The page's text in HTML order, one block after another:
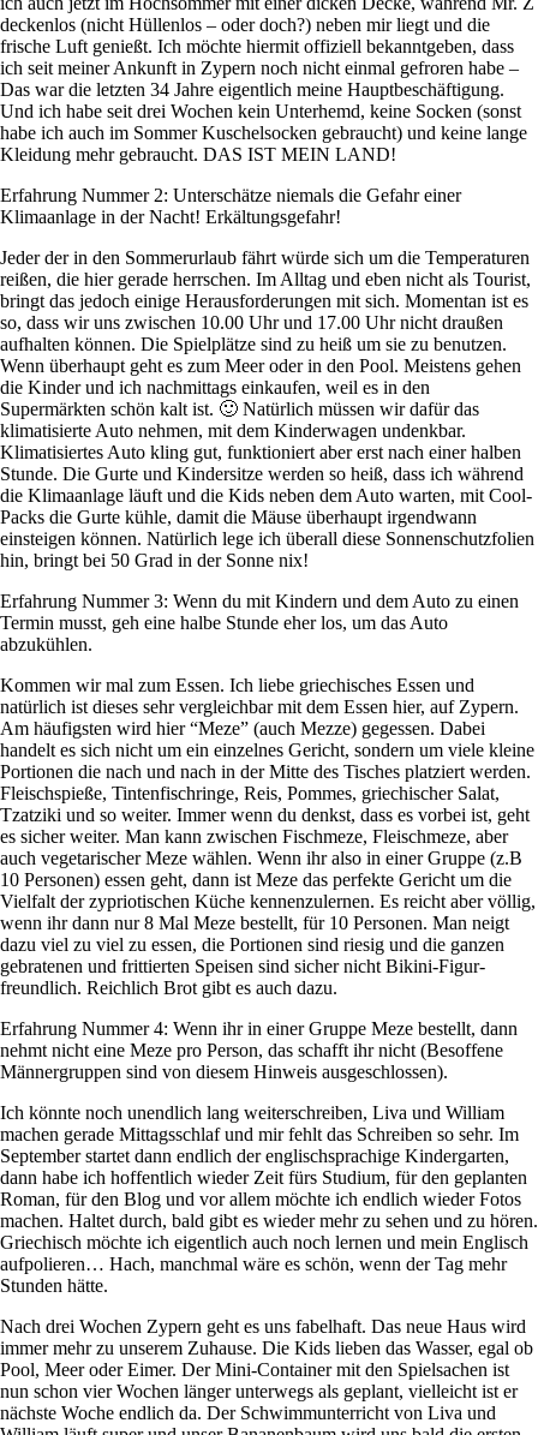
deckenlos (nicht Hüllenlos – oder doch?) neben mir liegt und die
frische Luft genießt. Ich möchte hiermit offiziell bekanntgeben, dass
ich seit meiner Ankunft in Zypern noch nicht einmal gefroren habe –
Das war die letzten 34 Jahre eigentlich meine Hauptbeschäftigung.
Und ich habe seit drei Wochen kein Unterhemd, keine Socken (sonst
habe ich auch im Sommer Kuschelsocken gebraucht) und keine lange
Kleidung mehr gebraucht. DAS IST MEIN LAND!
Erfahrung Nummer 2: Unterschätze niemals die Gefahr einer
Klimaanlage in der Nacht! Erkältungsgefahr!
Jeder der in den Sommerurlaub fährt würde sich um die Temperaturen
reißen, die hier gerade herrschen. Im Alltag und eben nicht als Tourist,
bringt das jedoch einige Herausforderungen mit sich. Momentan ist es
so, dass wir uns zwischen 10.00 Uhr und 17.00 Uhr nicht draußen
aufhalten können. Die Spielplätze sind zu heiß um sie zu benutzen.
Wenn überhaupt geht es zum Meer oder in den Pool. Meistens gehen
die Kinder und ich nachmittags einkaufen, weil es in den
Supermärkten schön kalt ist. 🙂 Natürlich müssen wir dafür das
klimatisierte Auto nehmen, mit dem Kinderwagen undenkbar.
Klimatisiertes Auto kling gut, funktioniert aber erst nach einer halben
Stunde. Die Gurte und Kindersitze werden so heiß, dass ich während
die Klimaanlage läuft und die Kids neben dem Auto warten, mit Cool-
Packs die Gurte kühle, damit die Mäuse überhaupt irgendwann
einsteigen können. Natürlich lege ich überall diese Sonnenschutzfolien
hin, bringt bei 50 Grad in der Sonne nix!
Erfahrung Nummer 3: Wenn du mit Kindern und dem Auto zu einen
Termin musst, geh eine halbe Stunde eher los, um das Auto
abzukühlen.
Kommen wir mal zum Essen. Ich liebe griechisches Essen und
natürlich ist dieses sehr vergleichbar mit dem Essen hier, auf Zypern.
Am häufigsten wird hier “Meze” (auch Mezze) gegessen. Dabei
handelt es sich nicht um ein einzelnes Gericht, sondern um viele kleine
Portionen die nach und nach in der Mitte des Tisches platziert werden.
Fleischspieße, Tintenfischringe, Reis, Pommes, griechischer Salat,
Tzatziki und so weiter. Immer wenn du denkst, dass es vorbei ist, geht
es sicher weiter. Man kann zwischen Fischmeze, Fleischmeze, aber
auch vegetarischer Meze wählen. Wenn ihr also in einer Gruppe (z.B
10 Personen) essen geht, dann ist Meze das perfekte Gericht um die
Vielfalt der zypriotischen Küche kennenzulernen. Es reicht aber völlig,
wenn ihr dann nur 8 Mal Meze bestellt, für 10 Personen. Man neigt
dazu viel zu viel zu essen, die Portionen sind riesig und die ganzen
gebratenen und frittierten Speisen sind sicher nicht Bikini-Figur-
freundlich. Reichlich Brot gibt es auch dazu.
Erfahrung Nummer 4: Wenn ihr in einer Gruppe Meze bestellt, dann
nehmt nicht eine Meze pro Person, das schafft ihr nicht (Besoffene
Männergruppen sind von diesem Hinweis ausgeschlossen).
Ich könnte noch unendlich lang weiterschreiben, Liva und William
machen gerade Mittagsschlaf und mir fehlt das Schreiben so sehr. Im
September startet dann endlich der englischsprachige Kindergarten,
dann habe ich hoffentlich wieder Zeit fürs Studium, für den geplanten
Roman, für den Blog und vor allem möchte ich endlich wieder Fotos
machen. Haltet durch, bald gibt es wieder mehr zu sehen und zu hören.
Griechisch möchte ich eigentlich auch noch lernen und mein Englisch
aufpolieren… Hach, manchmal wäre es schön, wenn der Tag mehr
Stunden hätte.
Nach drei Wochen Zypern geht es uns fabelhaft. Das neue Haus wird
immer mehr zu unserem Zuhause. Die Kids lieben das Wasser, egal ob
Pool, Meer oder Eimer. Der Mini-Container mit den Spielsachen ist
nun schon vier Wochen länger unterwegs als geplant, vielleicht ist er
nächste Woche endlich da. Der Schwimmunterricht von Liva und